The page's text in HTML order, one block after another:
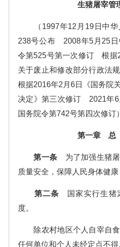
生猪屠宰管
（1997年12月19日中
238号公布 2008年5月25日
令第525号第一次修订 根据
关于废止和修改部分行政法
根据2016年2月6日《国务院
决定》第三次修订 2021年6
国务院令第742号第四次修订）
第一章
第一条 为了加强生猪
质量安全，保障人民身体健康
第二条 国家实行生猪
度。
除农村地区个人自宰自食
任何单位和个人未经定点不得